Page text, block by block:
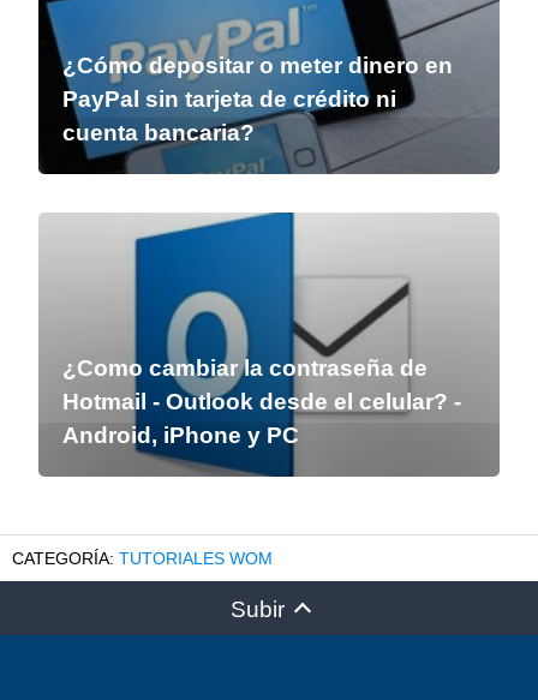
¿Cómo depositar o meter dinero en
PayPal sin tarjeta de crédito ni
cuenta bancaria?
¿Como cambiar la contraseña de
Hotmail - Outlook desde el celular? -
Android, iPhone y PC
TUTORIALES WOM
Subir